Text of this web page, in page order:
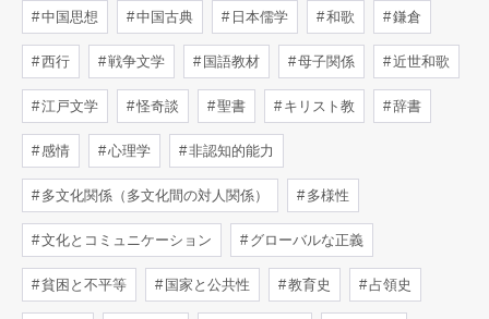
中国思想 中国古典 日本儒学 和歌 鎌倉
西行 戦争文学 国語教材 母子関係 近世和歌
江戸文学 怪奇談 聖書 キリスト教 辞書
感情 心理学 非認知的能力
多文化関係（多文化間の対人関係） 多様性
文化とコミュニケーション グローバルな正義
貧困と不平等 国家と公共性 教育史 占領史